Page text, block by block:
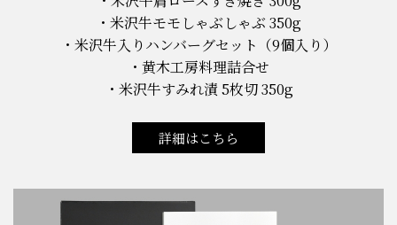
米沢牛モモしゃぶしゃぶ 350g
米沢牛入りハンバーグセット（9個入り）
黄木工房料理詰合せ
米沢牛すみれ漬 5枚切 350g
詳細はこちら